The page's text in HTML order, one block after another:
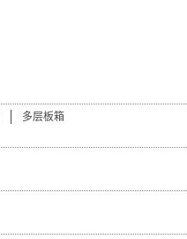
多层板箱